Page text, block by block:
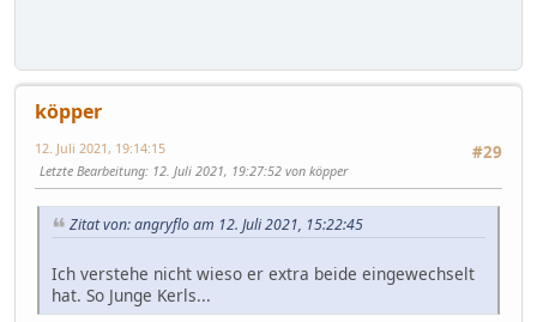
köpper
#29
12. Juli 2021, 19:14:15
Letzte Bearbeitung: 12. Juli 2021, 19:27:52 von köpper
Zitat von: angryflo am 12. Juli 2021, 15:22:45
Ich verstehe nicht wieso er extra beide eingewechselt
hat. So Junge Kerls...